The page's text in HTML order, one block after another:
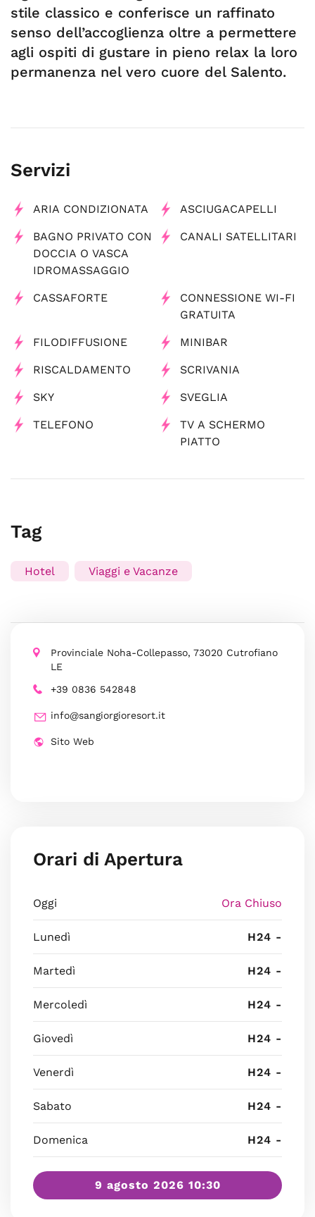
stile classico e conferisce un raffinato
senso dell’accoglienza oltre a permettere
agli ospiti di gustare in pieno relax la loro
permanenza nel vero cuore del Salento.
Servizi
ARIA CONDIZIONATA ASCIUGACAPELLI
BAGNO PRIVATO CON
DOCCIA O VASCA
IDROMASSAGGIO
CANALI SATELLITARI
CASSAFORTE
CONNESSIONE WI-FI
GRATUITA
FILODIFFUSIONE MINIBAR
RISCALDAMENTO SCRIVANIA
SKY SVEGLIA
TELEFONO
TV A SCHERMO
PIATTO
Tag
Hotel Viaggi e Vacanze
Provinciale Noha-Collepasso, 73020 Cutrofiano
LE
+39 0836 542848
info@sangiorgioresort.it
Sito Web
Orari di Apertura
Oggi Ora Chiuso
Lunedì H24 -
Martedì H24 -
Mercoledì H24 -
Giovedì H24 -
Venerdì H24 -
Sabato H24 -
Domenica H24 -
9 agosto 2026 10:30